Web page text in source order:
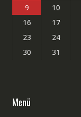
9
10
16
17
23
24
30
31
Menü